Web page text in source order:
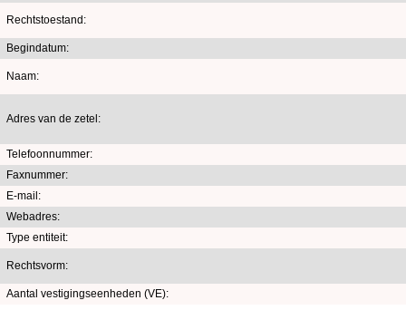
Rechtstoestand:
Begindatum:
Naam:
Adres van de zetel:
Telefoonnummer:
Faxnummer:
E-mail:
Webadres:
Type entiteit:
Rechtsvorm:
Aantal vestigingseenheden (VE):